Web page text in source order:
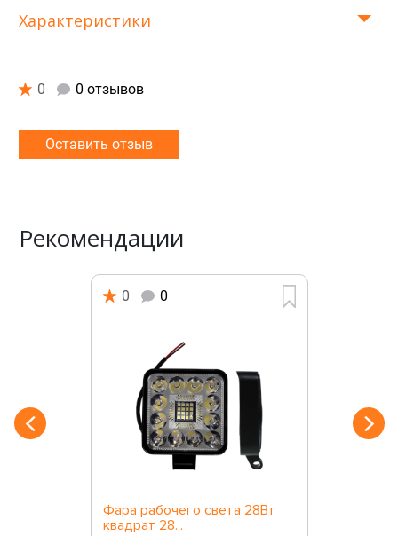
Характеристики
0 0 отзывов
Оставить отзыв
Рекомендации
0 0
Фара рабочего света 28Вт
квадрат 28...